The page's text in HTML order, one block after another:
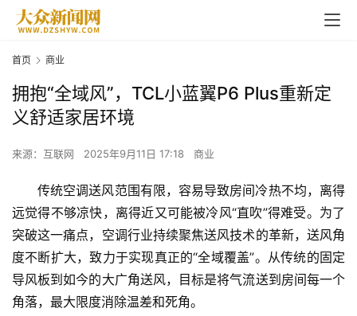
首页 商业
拥抱“全域风”，TCL小蓝翼P6 Plus重新定
义舒适家居环境
来源：互联网 2025年9月11日 17:18 商业
传统空调送风范围有限，容易导致房间冷热不均，离得
远觉得不够凉快，离得近又可能被冷风“直吹”得难受。为了
突破这一痛点，空调行业持续聚焦送风技术的革新，送风角
度不断扩大，致力于实现真正的“全域覆盖”。从传统的固定
导风板到如今的大广角送风，目标是将气流送到房间每一个
角落，最大限度消除温差和死角。